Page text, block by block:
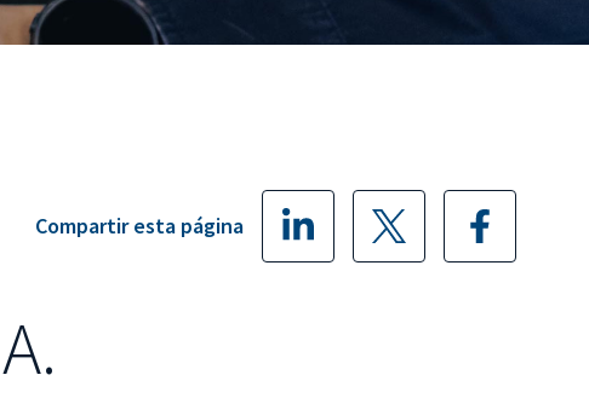
Compartir esta página